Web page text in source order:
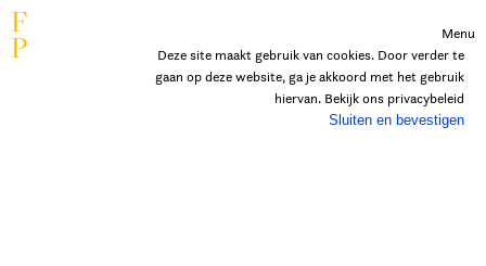
Deze site maakt gebruik van cookies. Door verder te
gaan op deze website, ga je akkoord met het gebruik
hiervan. Bekijk ons privacybeleid
Sluiten en bevestigen
F
P Menu